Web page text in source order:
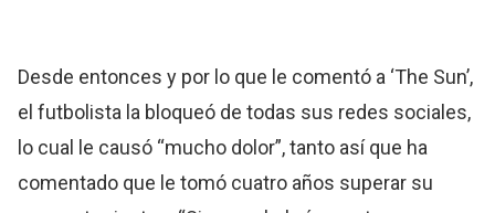
Desde entonces y por lo que le comentó a ‘The Sun’,
el futbolista la bloqueó de todas sus redes sociales,
lo cual le causó “mucho dolor”, tanto así que ha
comentado que le tomó cuatro años superar su